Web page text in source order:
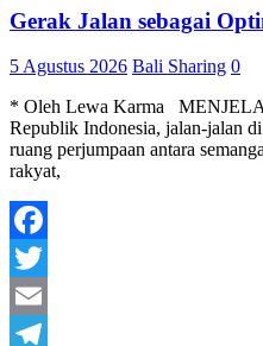
Gerak Jalan sebagai
5 Agustus 2026 Bali Sharing 0
* Oleh Lewa Karma
Republik Indonesia, jalan-jalan
ruang perjumpaan antara
rakyat,
Facebook
Twitter
Email